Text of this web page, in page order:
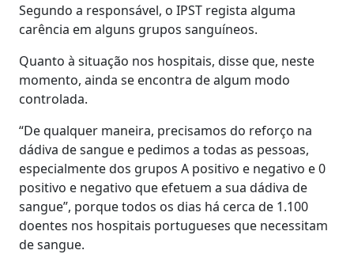
Segundo a responsável, o IPST regista alguma
carência em alguns grupos sanguíneos.
Quanto à situação nos hospitais, disse que, neste
momento, ainda se encontra de algum modo
controlada.
“De qualquer maneira, precisamos do reforço na
dádiva de sangue e pedimos a todas as pessoas,
especialmente dos grupos A positivo e negativo e 0
positivo e negativo que efetuem a sua dádiva de
sangue”, porque todos os dias há cerca de 1.100
doentes nos hospitais portugueses que necessitam
de sangue.